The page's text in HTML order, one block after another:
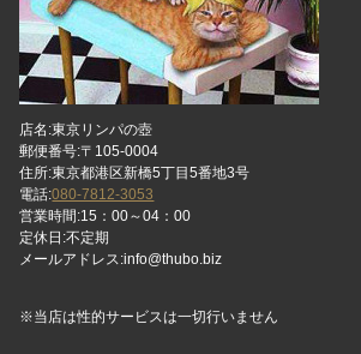
店名:東京リンパの壺
郵便番号:〒105-0004
住所:東京都港区新橋5丁目5番地3号
電話:080-7812-3053
営業時間:15：00～04：00
定休日:不定期
メールアドレス:info@thubo.biz
※当店は性的サービスは一切行いません